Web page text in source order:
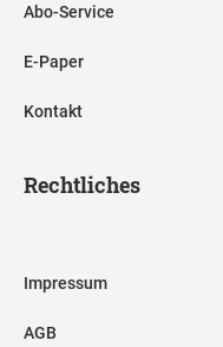
Abo-Service
E-Paper
Kontakt
Rechtliches
Impressum
AGB